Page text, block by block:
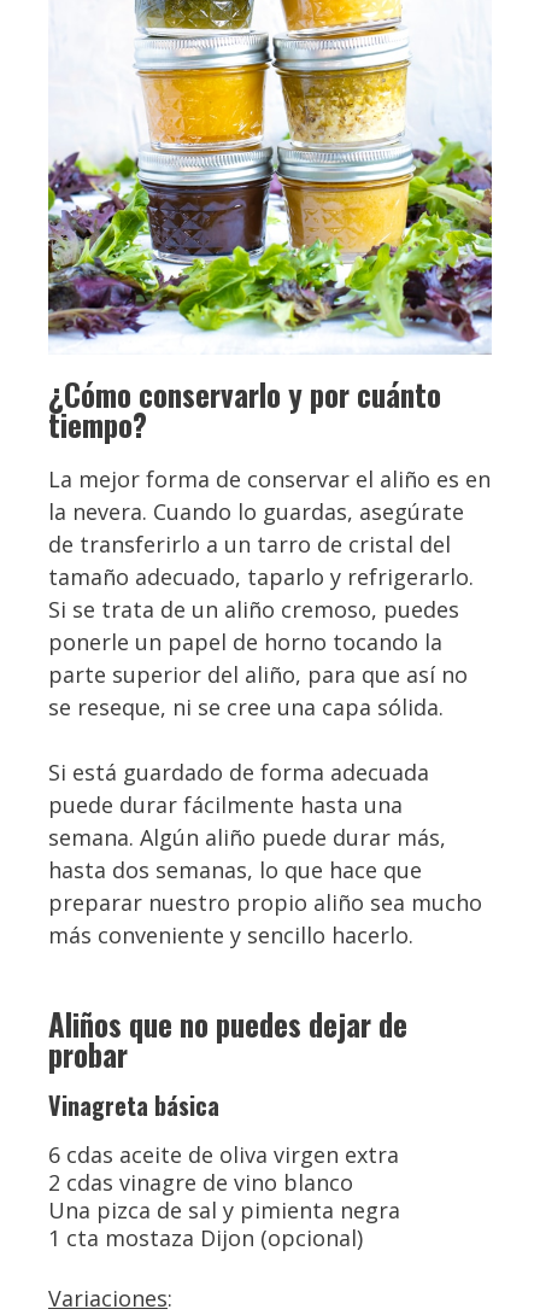
¿Cómo conservarlo y por cuánto
tiempo?
La mejor forma de conservar el aliño es en
la nevera. Cuando lo guardas, asegúrate
de transferirlo a un tarro de cristal del
tamaño adecuado, taparlo y refrigerarlo.
Si se trata de un aliño cremoso, puedes
ponerle un papel de horno tocando la
parte superior del aliño, para que así no
se reseque, ni se cree una capa sólida.
Si está guardado de forma adecuada
puede durar fácilmente hasta una
semana. Algún aliño puede durar más,
hasta dos semanas, lo que hace que
preparar nuestro propio aliño sea mucho
más conveniente y sencillo hacerlo.
Aliños que no puedes dejar de
probar
Vinagreta básica
6 cdas aceite de oliva virgen extra
2 cdas vinagre de vino blanco
Una pizca de sal y pimienta negra
1 cta mostaza Dijon (opcional)
Variaciones: